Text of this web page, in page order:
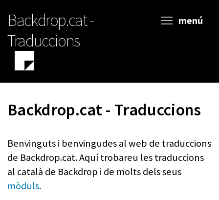
contingut
Backdrop.cat -
Traduccions
menú
Backdrop.cat - Traduccions
Benvinguts i benvingudes al web de traduccions
de Backdrop.cat. Aquí trobareu les traduccions
al català de Backdrop i de molts dels seus
mòduls.